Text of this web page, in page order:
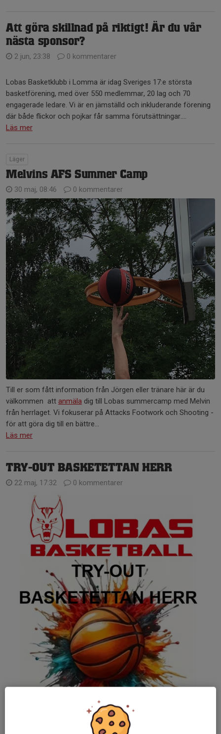
Att göra skillnad på riktigt! Är du vår
nästa sponsor?
2 jun, 23:38 0 kommentarer
Lobas Basketklubb i Lomma är idag Sveriges 17:e största
basketförening, med över 550 medlemmar, 20 lag och 70
engagerade ledare. Vi är en jämställd och inkluderande förening
där både flickor och pojkar får samma förutsättningar....
Läs mer
Läger
Melvins AFS Summer Camp
30 maj, 08:46 0 kommentarer
Till er som fått information från Jörgen eller tränare här är du
välkommen att anmäla dig till Lobas summercamp med Melvin
från herrlaget. Vi fokuserar på Attacks Footwork och Shooting -
för att göra dig till en bättre...
Läs mer
TRY-OUT BASKETETTAN HERR
22 maj, 17:32 0 kommentarer